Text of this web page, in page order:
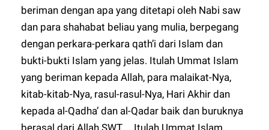
beriman dengan apa yang ditetapi oleh Nabi saw
dan para shahabat beliau yang mulia, berpegang
dengan perkara-perkara qath’i dari Islam dan
bukti-bukti Islam yang jelas. Itulah Ummat Islam
yang beriman kepada Allah, para malaikat-Nya,
kitab-kitab-Nya, rasul-rasul-Nya, Hari Akhir dan
kepada al-Qadha’ dan al-Qadar baik dan buruknya
berasal dari Allah SWT … Itulah Ummat Islam